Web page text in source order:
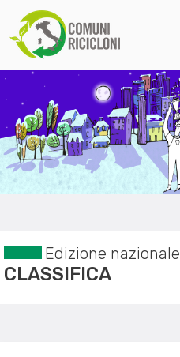
Edizione nazionale
CLASSIFICA